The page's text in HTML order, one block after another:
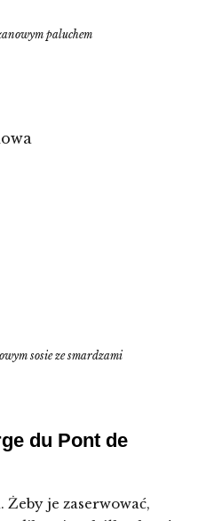
paluchem
sosie ze smardzami
du Pont de
Żeby je zaserwować,